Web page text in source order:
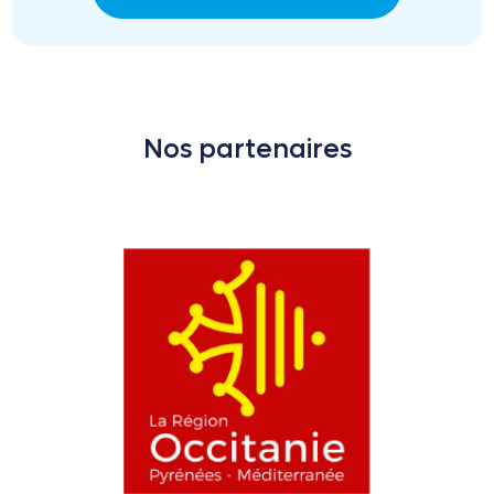
Nos partenaires